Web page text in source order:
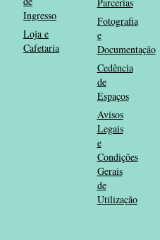
Ingresso
Loja e
Cafetaria
Fotografia
e
Documentação
Cedência
de
Espaços
Avisos
Legais
e
Condições
Gerais
de
Utilização